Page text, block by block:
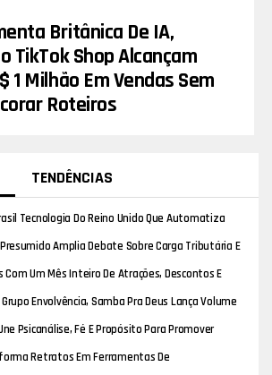
Britânica De IA,
TikTok Shop Alcançam
1 Milhão Em Vendas Sem
Roteiros
TENDÊNCIAS
Tecnologia Do Reino Unido Que Automatiza
Amplia Debate Sobre Carga Tributária E
Com Um Mês Inteiro De Atrações, Descontos E
Envolvência, Samba Pra Deus Lança Volume
Psicanálise, Fé E Propósito Para Promover
Retratos Em Ferramentas De